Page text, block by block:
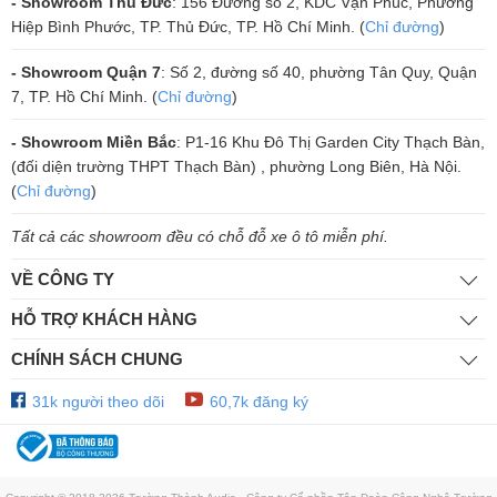
Loa cũng lý tưởng cho các hoạt động ngoài trời nhờ vào khả năng
chống nước và bụi. Thiết lập đơn giản qua ứng dụng Marshall
Bluetooth cho phép bạn cài đặt và điều khiển loa từ xa, cùng với các
Thông số kỹ thuật
Hiệp Bình Phước, TP. Thủ Đức, TP. Hồ Chí Minh. (Chỉ đường)
- Showroom Quận 7: Số 2, đường số 40, phường Tân Quy, Quận
7, TP. Hồ Chí Minh. (Chỉ đường)
- Showroom Miền Bắc: P1-16 Khu Đô Thị Garden City Thạch Bàn,
(đối diện trường THPT Thạch Bàn) , phường Long Biên, Hà Nội.
(Chỉ đường)
Tất cả các showroom đều có chỗ đỗ xe ô tô miễn phí.
VỀ CÔNG TY
HỖ TRỢ KHÁCH HÀNG
CHÍNH SÁCH CHUNG
31k người theo dõi 60,7k đăng ký